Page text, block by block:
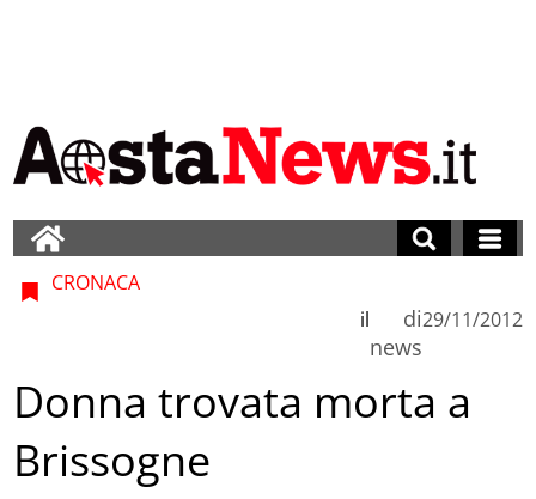
CRONACA
di
news
il 29/11/2012
Donna trovata morta a
Brissogne